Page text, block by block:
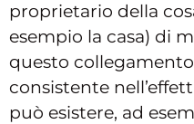
proprietario della
esempio la casa) di
questo
consistente
può esistere, ad